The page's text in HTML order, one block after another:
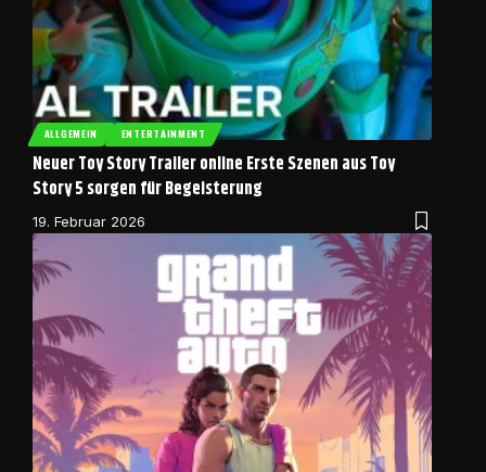
ALLGEMEIN ENTERTAINMENT
Neuer Toy Story Trailer online Erste Szenen aus Toy
Story 5 sorgen für Begeisterung
19. Februar 2026